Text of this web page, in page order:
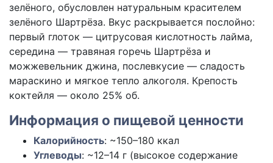
зелёного, обусловлен натуральным красителем
зелёного Шартрёза. Вкус раскрывается послойно:
первый глоток — цитрусовая кислотность лайма,
середина — травяная горечь Шартрёза и
можжевельник джина, послевкусие — сладость
мараскино и мягкое тепло алкоголя. Крепость
коктейля — около 25% об.
Информация о пищевой ценности
Калорийность: ~150–180 ккал
Углеводы: ~12–14 г (высокое содержание